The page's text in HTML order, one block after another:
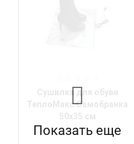
ТеплоМакс Самобранка
Показать еще